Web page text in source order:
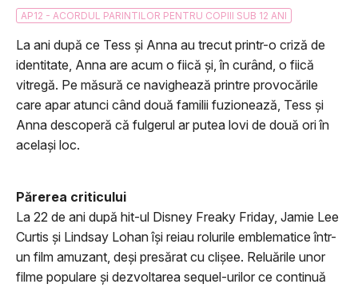
AP12 - ACORDUL PARINTILOR PENTRU COPIII SUB 12 ANI
La ani după ce Tess și Anna au trecut printr-o criză de
identitate, Anna are acum o fiică și, în curând, o fiică
vitregă. Pe măsură ce navighează printre provocările
care apar atunci când două familii fuzionează, Tess și
Anna descoperă că fulgerul ar putea lovi de două ori în
același loc.
Părerea criticului
La 22 de ani după hit-ul Disney Freaky Friday, Jamie Lee
Curtis și Lindsay Lohan își reiau rolurile emblematice într-
un film amuzant, deși presărat cu clișee. Reluările unor
filme populare și dezvoltarea sequel-urilor ce continuă